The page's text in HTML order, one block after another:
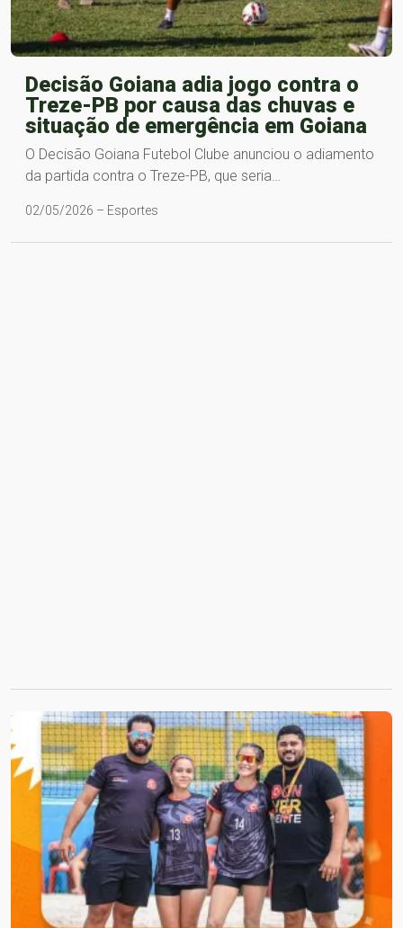
Decisão Goiana adia jogo contra o
Treze-PB por causa das chuvas e
situação de emergência em Goiana
O Decisão Goiana Futebol Clube anunciou o adiamento
da partida contra o Treze-PB, que seria…
02/05/2026 – Esportes